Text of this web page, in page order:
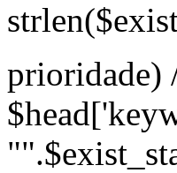
prioridade)